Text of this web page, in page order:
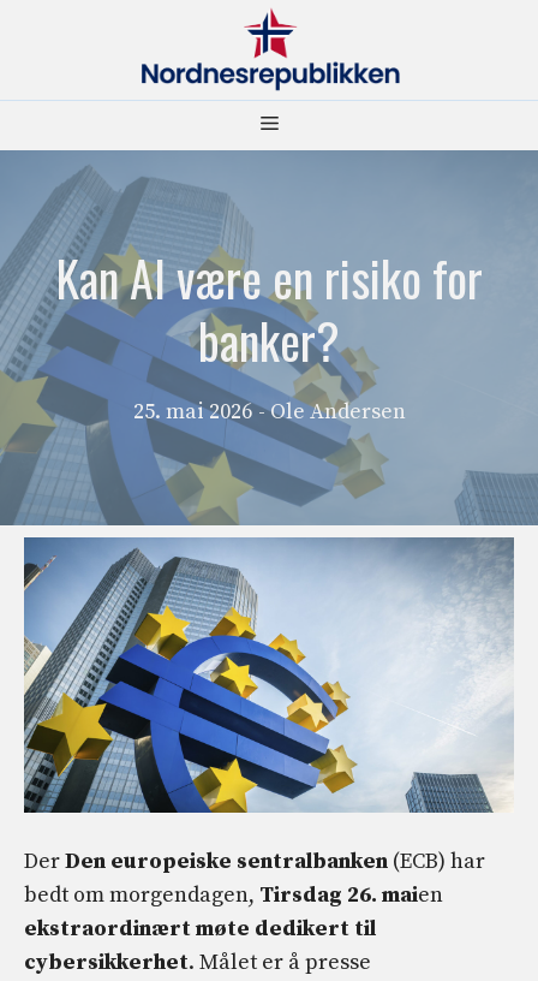
Meny
Kan AI være en risiko for
banker?
25. mai 2026 - Ole Andersen
DerDen europeiske sentralbanken (ECB) har
bedt om morgendagen, Tirsdag 26. maien
ekstraordinært møte dedikert til
cybersikkerhet. Målet er å presse